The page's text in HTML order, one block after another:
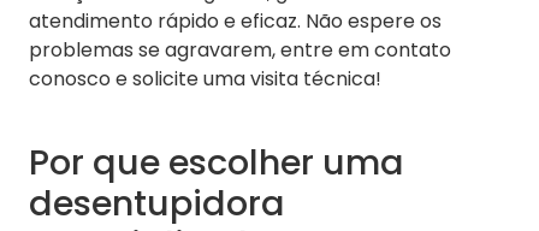
atendimento rápido e eficaz. Não espere os
problemas se agravarem, entre em contato
conosco e solicite uma visita técnica!
Por que escolher uma
desentupidora